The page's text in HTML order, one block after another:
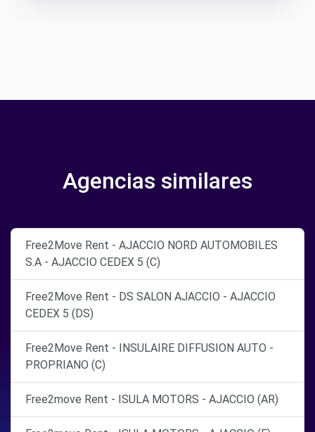
Agencias similares
Free2Move Rent - AJACCIO NORD AUTOMOBILES
S.A - AJACCIO CEDEX 5 (C)
Free2Move Rent - DS SALON AJACCIO - AJACCIO
CEDEX 5 (DS)
Free2Move Rent - INSULAIRE DIFFUSION AUTO -
PROPRIANO (C)
Free2move Rent - ISULA MOTORS - AJACCIO (AR)